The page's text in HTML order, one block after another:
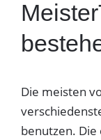
Die meisten
benutzen.